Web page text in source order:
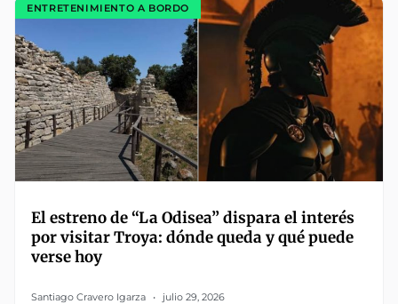
ENTRETENIMIENTO A BORDO
El estreno de “La Odisea” dispara el interés
por visitar Troya: dónde queda y qué puede
verse hoy
Santiago Cravero Igarza julio 29, 2026